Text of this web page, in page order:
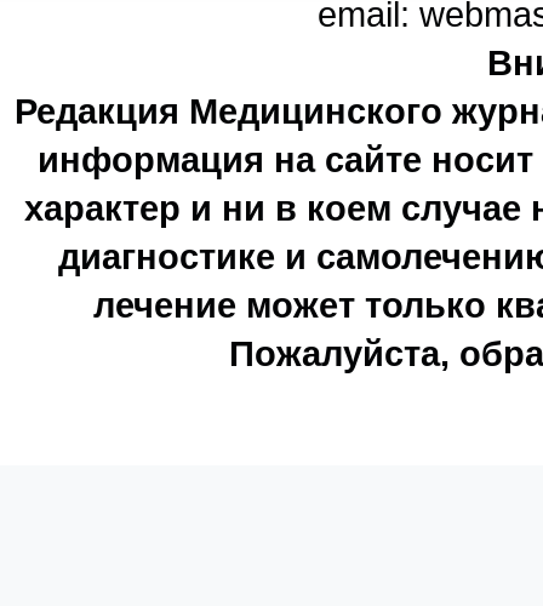
email:
Редакция Медицинского
информация на сайте
характер и ни в коем
диагностике и
лечение может только
Пожалуйста,